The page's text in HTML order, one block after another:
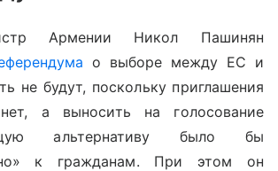
Армении Никол Пашинян
о выборе между ЕС и
не будут, поскольку приглашения
а выносить на голосование
альтернативу было бы
к гражданам. При этом он